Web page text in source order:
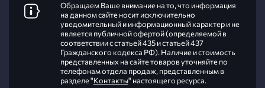
Обращаем Ваше внимание на то, что информация
на данном сайте носит исключительно
уведомительный и информационный характер и не
является публичной офертой (определяемой в
соответствии с статьей 435 и статьей 437
Гражданского кодекса РФ). Наличие и стоимость
представленных на сайте товаров уточняйте по
телефонам отдела продаж, представленным в
разделе "Контакты" настоящего ресурса.